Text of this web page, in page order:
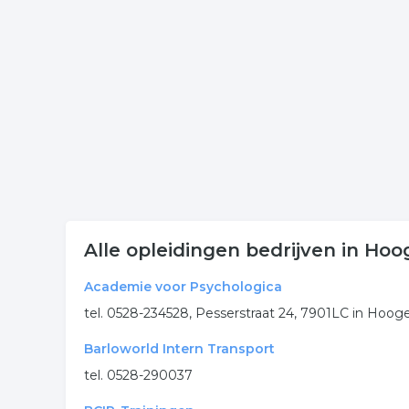
Alle opleidingen bedrijven in
Academie voor Psychologica
tel. 0528-234528, Pesserstraat 24, 7901LC in
Barloworld Intern Transport
tel. 0528-290037